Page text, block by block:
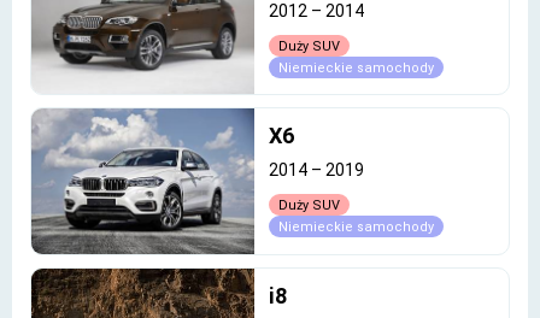
2012 – 2014
Duży SUV
Niemieckie samochody
X6
2014 – 2019
Duży SUV
Niemieckie samochody
i8